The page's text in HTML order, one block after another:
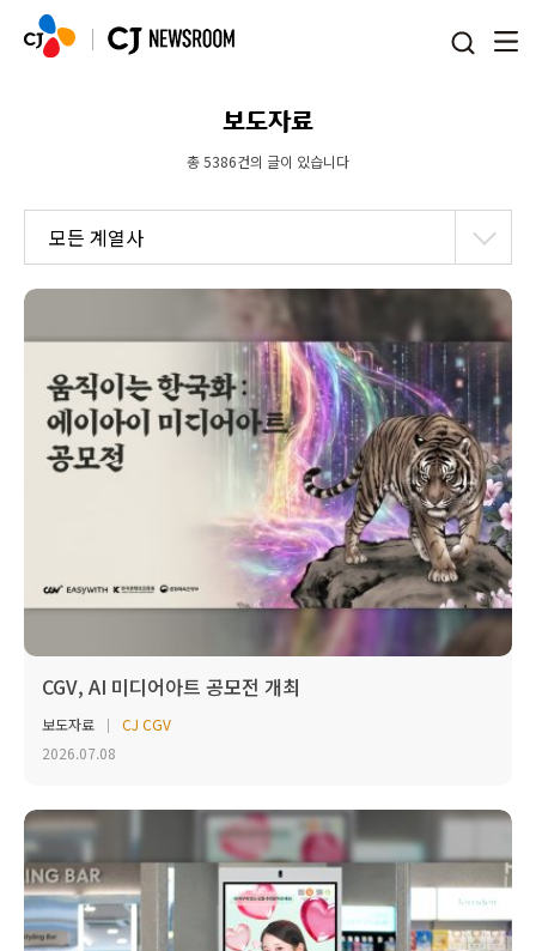
보도자료
총 5386건의 글이 있습니다
모든 계열사
CGV, AI 미디어아트 공모전 개최
보도자료
CJ CGV
2026.07.08